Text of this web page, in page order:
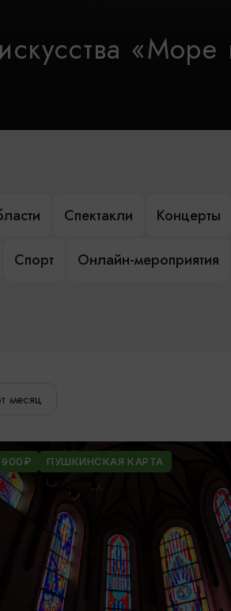
«Море
Спектакли Концерты
Спорт Онлайн-мероприятия
месяц
ПУШКИНСКАЯ КАРТА